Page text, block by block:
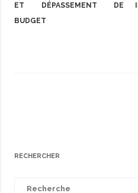
navigation
ET DÉPASSEMENT DE
BUDGET
RECHERCHER